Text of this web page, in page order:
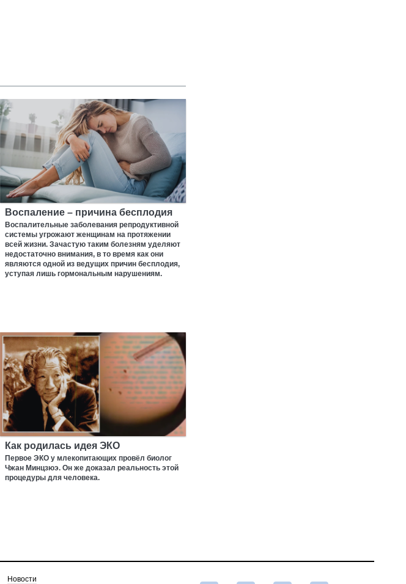
Воспаление – причина бесплодия
Воспалительные заболевания репродуктивной
системы угрожают женщинам на протяжении
всей жизни. Зачастую таким болезням уделяют
недостаточно внимания, в то время как они
являются одной из ведущих причин бесплодия,
уступая лишь гормональным нарушениям.
Как родилась идея ЭКО
Первое ЭКО у млекопитающих провёл биолог
Чжан Минцзюэ. Он же доказал реальность этой
процедуры для человека.
Новости